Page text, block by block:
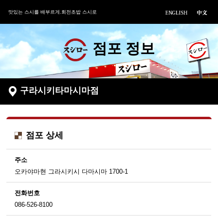
맛있는 스시를 배부르게.회전초밥 스시로
점포 정보
구라시키타마시마점
점포 상세
주소
오카야마현 그라시키시 다마시마 1700-1
전화번호
086-526-8100